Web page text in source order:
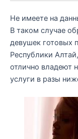
Не имеете на
В таком случае
девушек готовых
Республики
отлично владеют
услуги в разы